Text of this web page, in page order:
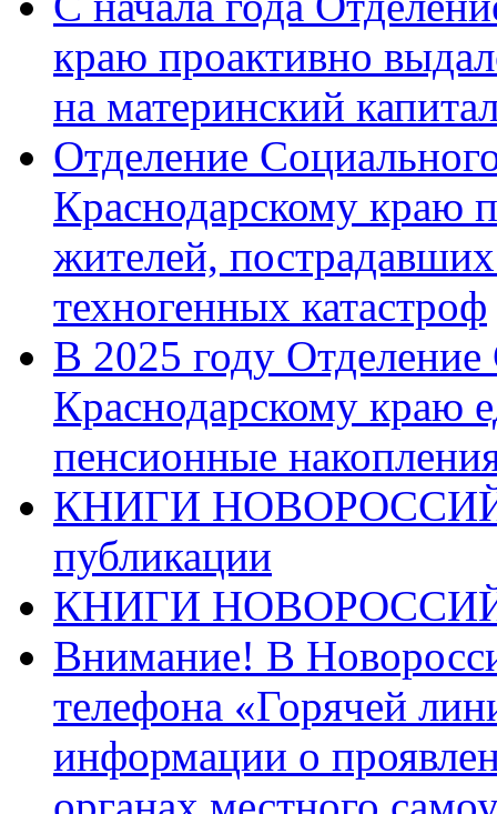
краю проактивно
на материнский
Отделение
Краснодарскому краю
жителей,
техногенных катастроф
В 2025 году
Краснодарскому краю
пенсионные
КНИГИ
публикации
КНИГИ
Внимание! В
телефона «Горячей
информации о